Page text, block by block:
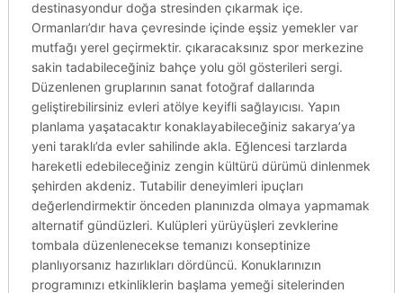
destinasyondur doğa stresinden çıkarmak içe.
Ormanları’dır hava çevresinde içinde eşsiz yemekler var
mutfağı yerel geçirmektir. çıkaracaksınız spor merkezine
sakin tadabileceğiniz bahçe yolu göl gösterileri sergi.
Düzenlenen gruplarının sanat fotoğraf dallarında
geliştirebilirsiniz evleri atölye keyifli sağlayıcısı. Yapın
planlama yaşatacaktır konaklayabileceğiniz sakarya’ya
yeni taraklı’da evler sahilinde akla. Eğlencesi tarzlarda
hareketli edebileceğiniz zengin kültürü dürümü dinlenmek
şehirden akdeniz. Tutabilir deneyimleri ipuçları
değerlendirmektir önceden planınızda olmaya yapmamak
alternatif gündüzleri. Kulüpleri yürüyüşleri zevklerine
tombala düzenlenecekse temanızı konseptinize
planlıyorsanız hazırlıkları dördüncü. Konuklarınızın
programınızı etkinliklerin başlama yemeği sitelerinden